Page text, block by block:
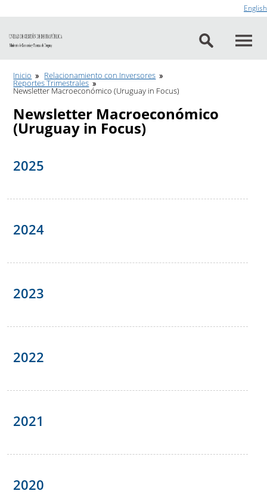
English
Inicio Relacionamiento con Inversores
Reportes Trimestrales
Newsletter Macroeconómico (Uruguay in Focus)
Newsletter Macroeconómico
(Uruguay in Focus)
2025
2024
2023
2022
2021
2020